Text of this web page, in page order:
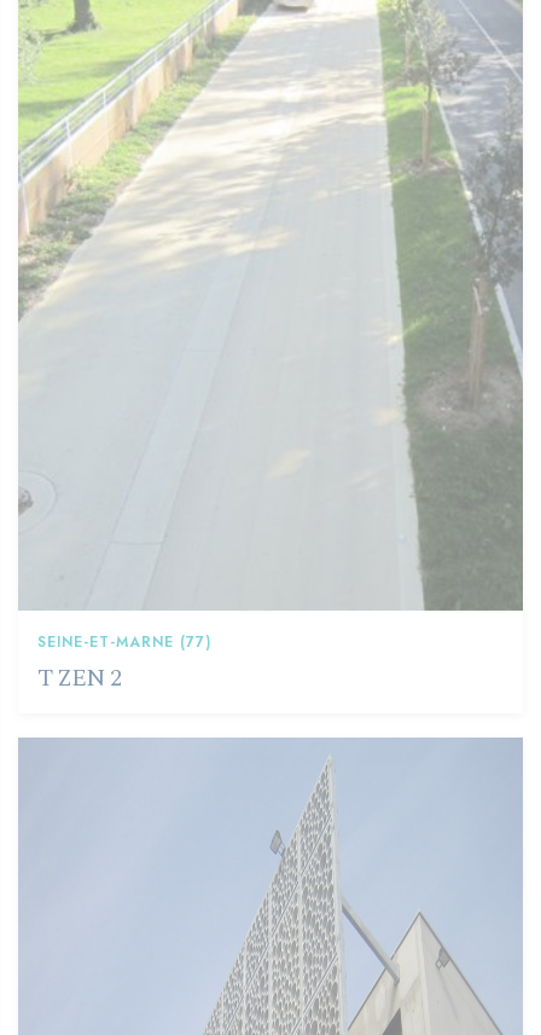
SEINE-ET-MARNE (77)
T ZEN 2